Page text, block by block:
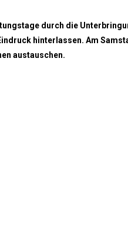
durch die
hinterlassen. Am
austauschen.